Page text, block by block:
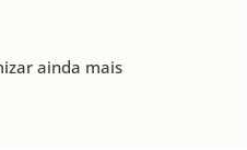
ainda mais